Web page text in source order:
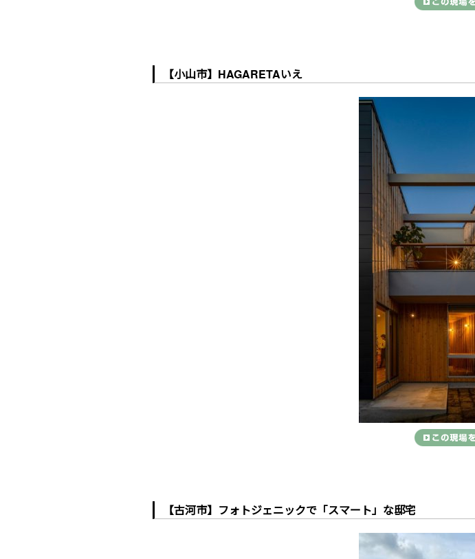
【小山市】HAGARETAいえ
【古河市】フォトジェニックで「スマート」な邸宅